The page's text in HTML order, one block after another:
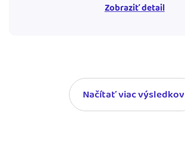
Zobraziť detail
Načítať viac výsledkov